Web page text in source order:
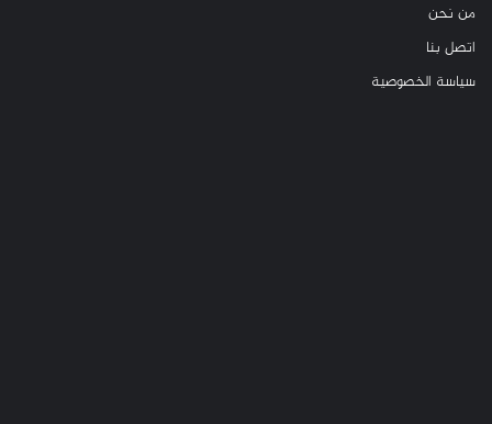
من نحن
اتصل بنا
سياسة الخصوصية